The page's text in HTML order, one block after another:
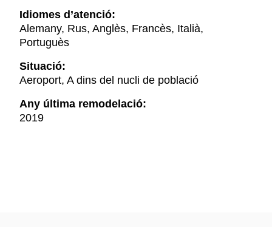
Idiomes d’atenció:
Alemany, Rus, Anglès, Francès, Italià,
Portuguès
Situació:
Aeroport, A dins del nucli de població
Any última remodelació:
2019